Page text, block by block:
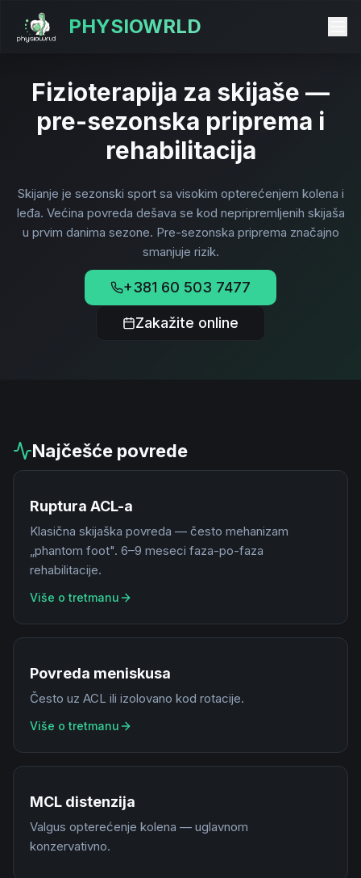
PHYSIOWRLD
Fizioterapija za skijaše —
pre-sezonska priprema i
rehabilitacija
Skijanje je sezonski sport sa visokim opterećenjem kolena i
leđa. Većina povreda dešava se kod nepripremljenih skijaša
u prvim danima sezone. Pre-sezonska priprema značajno
smanjuje rizik.
+381 60 503 7477
Zakažite online
Najčešće povrede
Ruptura ACL-a
Klasična skijaška povreda — često mehanizam
„phantom foot". 6–9 meseci faza-po-faza
rehabilitacije.
Više o tretmanu
Povreda meniskusa
Često uz ACL ili izolovano kod rotacije.
Više o tretmanu
MCL distenzija
Valgus opterećenje kolena — uglavnom
konzervativno.